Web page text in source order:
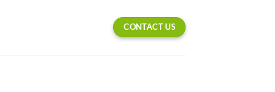
CONTACT US